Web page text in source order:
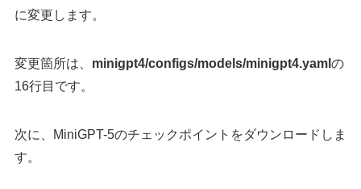
に変更します。
変更箇所は、 minigpt4/configs/models/minigpt4.yaml の
16行目です。
次に、MiniGPT-5のチェックポイントをダウンロードしま
す。